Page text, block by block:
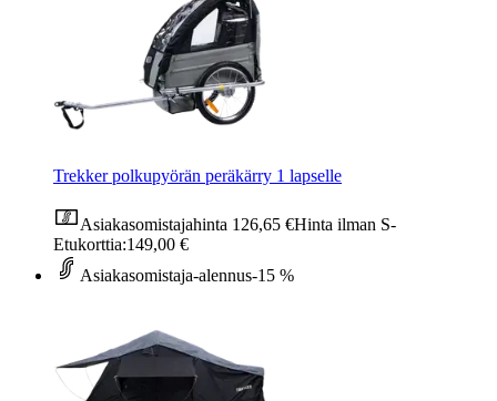
Trekker polkupyörän peräkärry 1 lapselle
Asiakasomistajahinta 126,65 €Hinta ilman S-
Etukorttia:149,00 €
Asiakasomistaja-alennus-15 %